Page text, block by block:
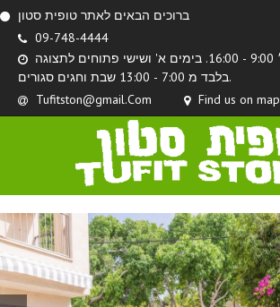
ברוכים הבאים לאתר טופית סטון
09-748-4444
בימים ב׳ ג׳ ד׳ ה׳ 9:00 - 16:00. בימים א' ושישי פתוחים לתצוגה
בלבד מ 7:00 - 13:00 שבת וחגים סגורים.
Tufitston@gmail.Com
Find us on map